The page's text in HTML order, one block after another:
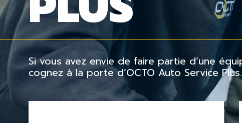
Si vous avez envie de faire partie d’une
cognez à la porte d’OCTO Auto Service